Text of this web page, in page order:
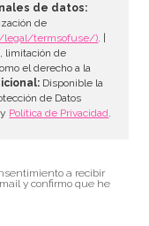
de datos:
de
legal/termsofuse/) . |
limitación de
el derecho a la
Disponible la
de Datos
Política de Privacidad
a recibir
y confirmo que he